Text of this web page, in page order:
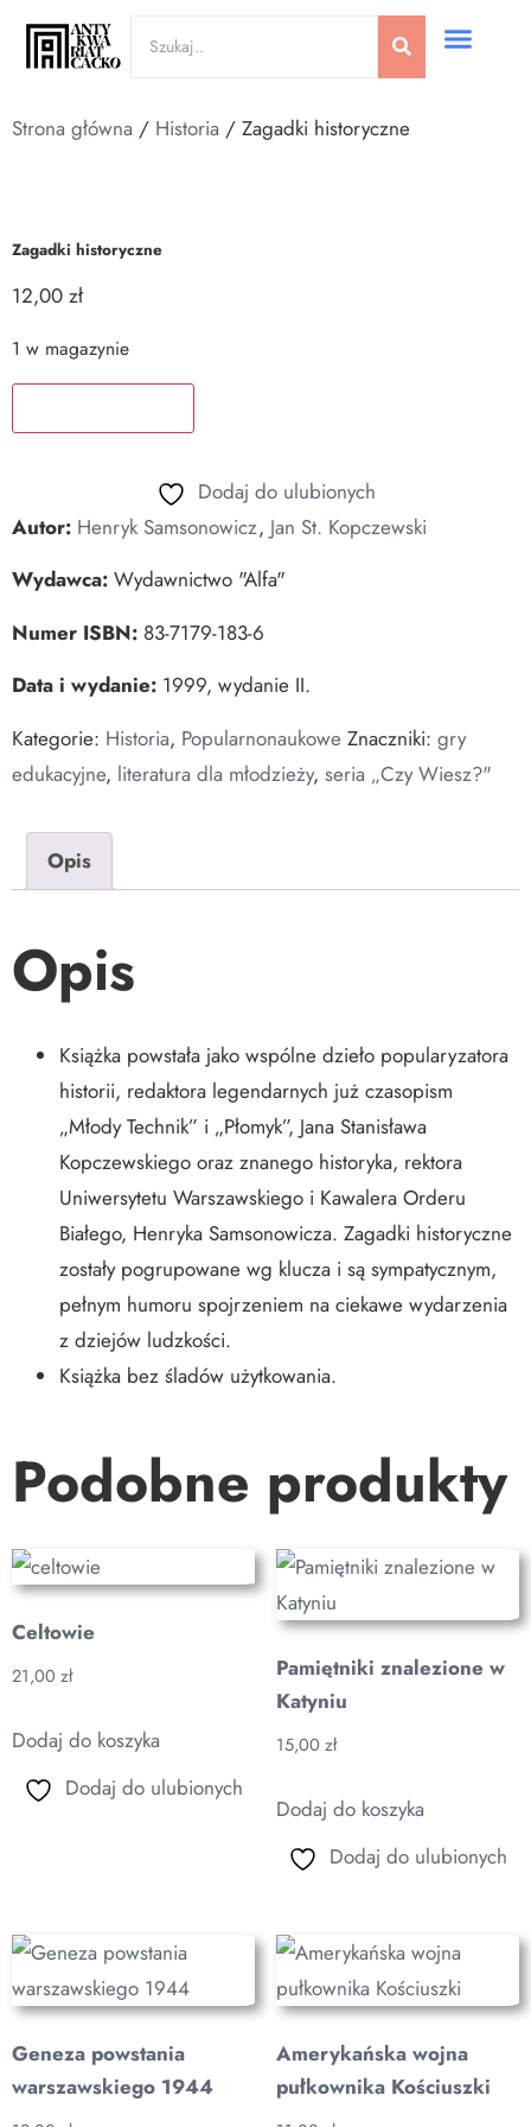
Strona główna / Historia / Zagadki historyczne
Zagadki historyczne
12,00 zł
1 w magazynie
Dodaj do ulubionych
Autor: Henryk Samsonowicz, Jan St. Kopczewski
Wydawca: Wydawnictwo "Alfa"
Numer ISBN: 83-7179-183-6
Data i wydanie: 1999, wydanie II.
Kategorie: Historia, Popularnonaukowe Znaczniki: gry
edukacyjne, literatura dla młodzieży, seria „Czy Wiesz?"
Opis
Opis
Książka powstała jako wspólne dzieło popularyzatora
historii, redaktora legendarnych już czasopism
„Młody Technik” i „Płomyk”, Jana Stanisława
Kopczewskiego oraz znanego historyka, rektora
Uniwersytetu Warszawskiego i Kawalera Orderu
Białego, Henryka Samsonowicza. Zagadki historyczne
zostały pogrupowane wg klucza i są sympatycznym,
pełnym humoru spojrzeniem na ciekawe wydarzenia
z dziejów ludzkości.
Książka bez śladów użytkowania.
Podobne produkty
Celtowie
21,00 zł
Dodaj do koszyka
Dodaj do ulubionych
Pamiętniki znalezione w
Katyniu
15,00 zł
Dodaj do koszyka
Dodaj do ulubionych
Geneza powstania
warszawskiego 1944
Amerykańska wojna
pułkownika Kościuszki